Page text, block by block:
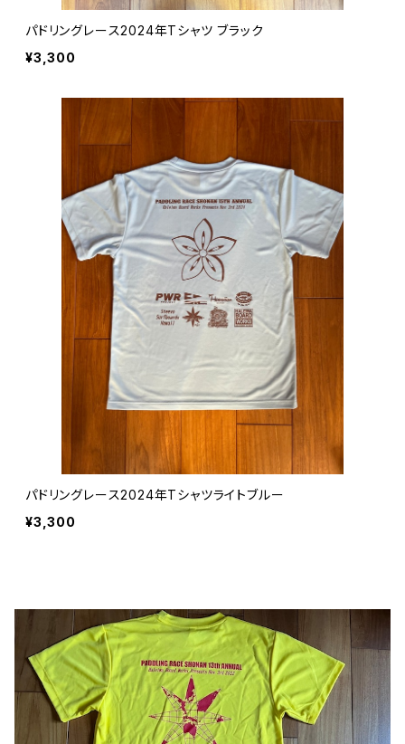
パドリングレース2024年Tシャツ ブラック
¥3,300
パドリングレース2024年Tシャツライトブルー
¥3,300